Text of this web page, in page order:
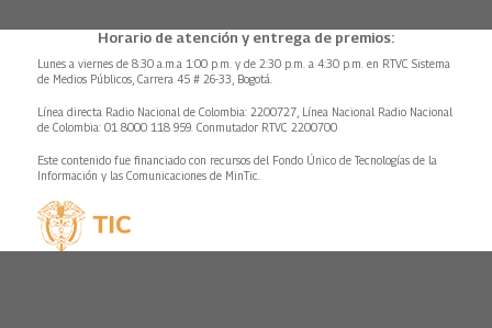
Horario de atención y entrega de premios:
Lunes a viernes de 8:30 a.m.a 1:00 p.m. y de 2:30 p.m. a 4:30 p.m. en RTVC Sistema
de Medios Públicos, Carrera 45 # 26-33, Bogotá.
Línea directa Radio Nacional de Colombia: 2200727, Línea Nacional Radio Nacional
de Colombia: 01 8000 118 959. Conmutador RTVC 2200700
Este contenido fue financiado con recursos del Fondo Único de Tecnologías de la
Información y las Comunicaciones de MinTic.